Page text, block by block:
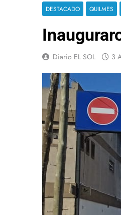
DESTACADO QUILMES
Diario EL SOL 3